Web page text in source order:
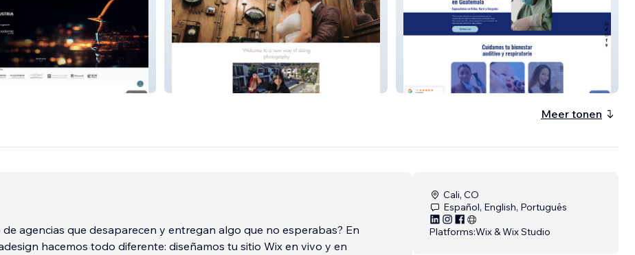
Gloriataboada Clinicas Aleman
Meer tonen
de agencias que desaparecen y entregan algo que no esperabas? En
hacemos todo diferente: diseñamos tu sitio Wix en vivo y en
Cali, CO
Español, English, Português
Platforms:Wix & Wix Studio